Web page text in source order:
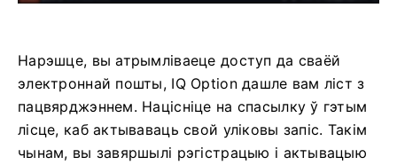
Нарэшце, вы атрымліваеце доступ да сваёй
электроннай пошты, IQ Option дашле вам ліст з
пацвярджэннем. Націсніце на спасылку ў гэтым
лісце, каб актываваць свой уліковы запіс. Такім
чынам, вы завяршылі рэгістрацыю і актывацыю